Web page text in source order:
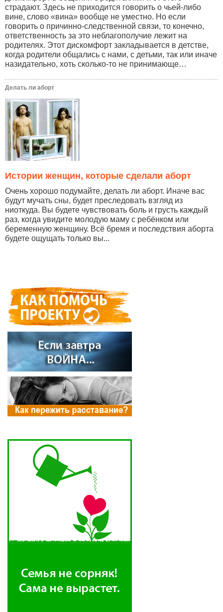
страдают. Здесь не приходится говорить о чьей-либо
вине, слово «вина» вообще не уместно. Но если
говорить о причинно-следственной связи, то конечно,
ответственность за это неблагополучие лежит на
родителях. Этот дискомфорт закладывается в детстве,
когда родители общались с нами, с детьми, так или иначе
назидательно, хоть сколько-то не принимающе…
Делать ли аборт
Истории женщин, которые сделали аборт
Очень хорошо подумайте, делать ли аборт. Иначе вас
будут мучать сны, будет преследовать взгляд из
ниоткуда. Вы будете чувствовать боль и грусть каждый
раз, когда увидите молодую маму с ребёнком или
беременную женщину. Всё бремя и последствия аборта
будете ощущать только вы...